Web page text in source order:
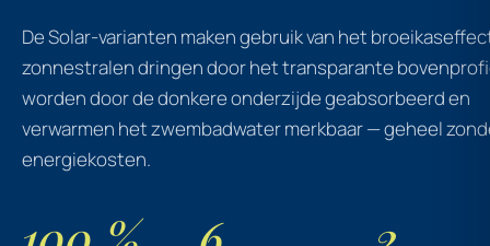
De Solar-varianten maken gebruik van het
zonnestralen dringen door het transparante
worden door de donkere onderzijde geabsorbeerd en
verwarmen het zwembadwater merkbaar — geheel
energiekosten.